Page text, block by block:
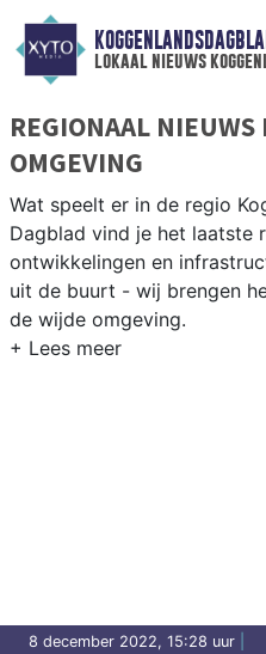
lokaal nieuws
REGIONAAL NIEUWS
OMGEVING
Wat speelt er in de regio
Dagblad vind je het laatste
ontwikkelingen en
uit de buurt - wij brengen
de wijde omgeving.
8 december 2022, 15:28 uur